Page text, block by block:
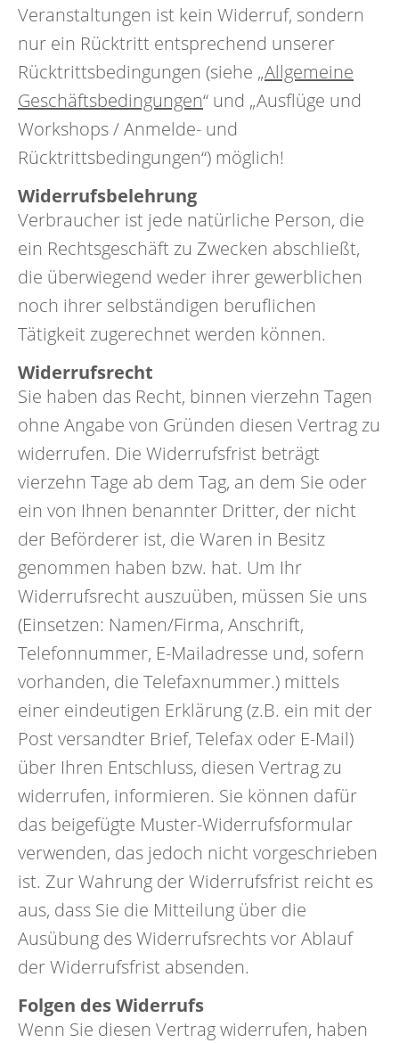
Veranstaltungen ist kein Widerruf, sondern
nur ein Rücktritt entsprechend unserer
Rücktrittsbedingungen (siehe „Allgemeine
Geschäftsbedingungen“ und „Ausflüge und
Workshops / Anmelde- und
Rücktrittsbedingungen“) möglich!
Widerrufsbelehrung
Verbraucher ist jede natürliche Person, die
ein Rechtsgeschäft zu Zwecken abschließt,
die überwiegend weder ihrer gewerblichen
noch ihrer selbständigen beruflichen
Tätigkeit zugerechnet werden können.
Widerrufsrecht
Sie haben das Recht, binnen vierzehn Tagen
ohne Angabe von Gründen diesen Vertrag zu
widerrufen. Die Widerrufsfrist beträgt
vierzehn Tage ab dem Tag, an dem Sie oder
ein von Ihnen benannter Dritter, der nicht
der Beförderer ist, die Waren in Besitz
genommen haben bzw. hat. Um Ihr
Widerrufsrecht auszuüben, müssen Sie uns
(Einsetzen: Namen/Firma, Anschrift,
Telefonnummer, E-Mailadresse und, sofern
vorhanden, die Telefaxnummer.) mittels
einer eindeutigen Erklärung (z.B. ein mit der
Post versandter Brief, Telefax oder E-Mail)
über Ihren Entschluss, diesen Vertrag zu
widerrufen, informieren. Sie können dafür
das beigefügte Muster-Widerrufsformular
verwenden, das jedoch nicht vorgeschrieben
ist. Zur Wahrung der Widerrufsfrist reicht es
aus, dass Sie die Mitteilung über die
Ausübung des Widerrufsrechts vor Ablauf
der Widerrufsfrist absenden.
Folgen des Widerrufs
Wenn Sie diesen Vertrag widerrufen, haben